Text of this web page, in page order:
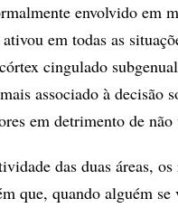
envolvido em
em todas as
cingulado
associado à decisão
em detrimento de não
das duas áreas, os
que, quando alguém se